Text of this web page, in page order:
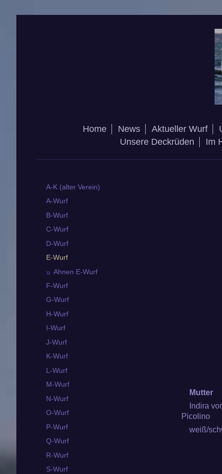
Home News Aktueller Wurf
Unsere Deckrüden
Im
Mutter
Indira
Picolino
weiß/
A-K (alter Verein)
A-Wurf
B-Wurf
C-Wurf
D-Wurf
E-Wurf
Ahnen E-Wurf
F-Wurf
G-Wurf
H-Wurf
I-Wurf
J-Wurf
K-Wurf
L-Wurf
M-Wurf
N-Wurf
O-Wurf
P-Wurf
Q-Wurf
R-Wurf
S-Wurf